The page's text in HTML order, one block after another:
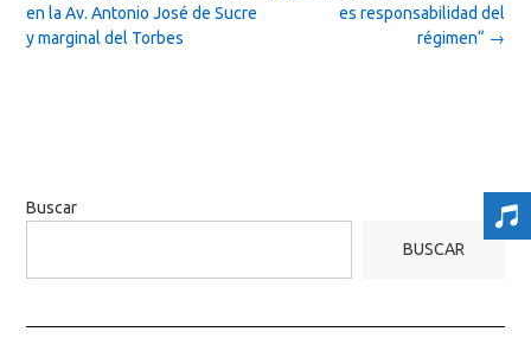
es responsabilidad del
régimen“ →
en la Av. Antonio José de Sucre
y marginal del Torbes
Buscar
BUSCAR